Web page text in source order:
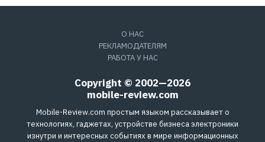
О НАС
РЕКЛАМОДАТЕЛЯМ
РАБОТА У НАС
Copyright © 2002—2026
mobile-review.com
Mobile-Review.com простым языком рассказывает о
технологиях, гаджетах, устройстве бизнеса электроники
изнутри и интересных событиях в мире информационных